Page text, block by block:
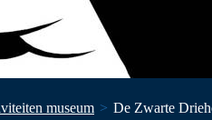
museum De Zwarte